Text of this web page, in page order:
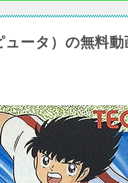
ータ）の無料動